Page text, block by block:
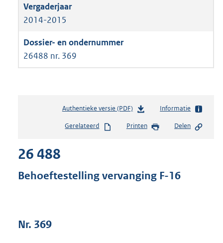
2014-2015
26488 nr. 369
Authentieke versie (PDF)b
s
s
Informatie
Gerelateerd Printen Delen
26 488
Behoeftestelling vervanging F-16
Nr. 369